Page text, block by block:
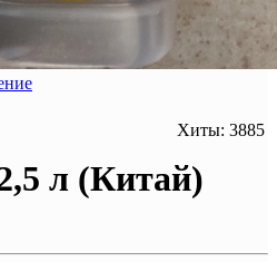
Хиты: 3885
л (Китай)